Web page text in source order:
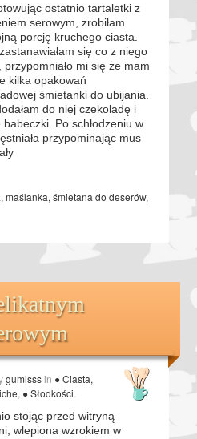
ostatnio tartaletki z
serowym, zrobiłam
porcję kruchego ciasta.
się co z niego
przypomniało mi się że mam
kilka opakowań
śmietanki do ubijania.
do niej czekoladę i
babeczki. Po schłodzeniu w
przypominając mus
, maślanka, śmietana do deserów,
gumisssin ● Ciasta,
● Słodkości
stojąc przed witryną
wlepiona wzrokiem w